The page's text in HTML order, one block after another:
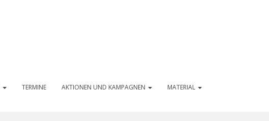
TERMINE AKTIONEN UND KAMPAGNEN MATERIAL